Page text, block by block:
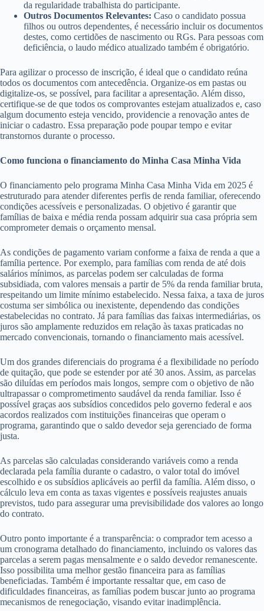
da regularidade trabalhista do participante.
Outros Documentos Relevantes: Caso o candidato possua
filhos ou outros dependentes, é necessário incluir os documentos
destes, como certidões de nascimento ou RGs. Para pessoas com
deficiência, o laudo médico atualizado também é obrigatório.
Para agilizar o processo de inscrição, é ideal que o candidato reúna
todos os documentos com antecedência. Organize-os em pastas ou
digitalize-os, se possível, para facilitar a apresentação. Além disso,
certifique-se de que todos os comprovantes estejam atualizados e, caso
algum documento esteja vencido, providencie a renovação antes de
iniciar o cadastro. Essa preparação pode poupar tempo e evitar
transtornos durante o processo.
Como funciona o financiamento do Minha Casa Minha Vida
O financiamento pelo programa Minha Casa Minha Vida em 2025 é
estruturado para atender diferentes perfis de renda familiar, oferecendo
condições acessíveis e personalizadas. O objetivo é garantir que
famílias de baixa e média renda possam adquirir sua casa própria sem
comprometer demais o orçamento mensal.
As condições de pagamento variam conforme a faixa de renda a que a
família pertence. Por exemplo, para famílias com renda de até dois
salários mínimos, as parcelas podem ser calculadas de forma
subsidiada, com valores mensais a partir de 5% da renda familiar bruta,
respeitando um limite mínimo estabelecido. Nessa faixa, a taxa de juros
costuma ser simbólica ou inexistente, dependendo das condições
estabelecidas no contrato. Já para famílias das faixas intermediárias, os
juros são amplamente reduzidos em relação às taxas praticadas no
mercado convencionais, tornando o financiamento mais acessível.
Um dos grandes diferenciais do programa é a flexibilidade no período
de quitação, que pode se estender por até 30 anos. Assim, as parcelas
são diluídas em períodos mais longos, sempre com o objetivo de não
ultrapassar o comprometimento saudável da renda familiar. Isso é
possível graças aos subsídios concedidos pelo governo federal e aos
acordos realizados com instituições financeiras que operam o
programa, garantindo que o saldo devedor seja gerenciado de forma
justa.
As parcelas são calculadas considerando variáveis como a renda
declarada pela família durante o cadastro, o valor total do imóvel
escolhido e os subsídios aplicáveis ao perfil da família. Além disso, o
cálculo leva em conta as taxas vigentes e possíveis reajustes anuais
previstos, tudo para assegurar uma previsibilidade dos valores ao longo
do contrato.
Outro ponto importante é a transparência: o comprador tem acesso a
um cronograma detalhado do financiamento, incluindo os valores das
parcelas a serem pagas mensalmente e o saldo devedor remanescente.
Isso possibilita uma melhor gestão financeira para as famílias
beneficiadas. Também é importante ressaltar que, em caso de
dificuldades financeiras, as famílias podem buscar junto ao programa
mecanismos de renegociação, visando evitar inadimplência.